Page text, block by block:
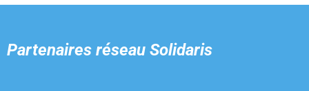
Partenaires réseau Solidaris